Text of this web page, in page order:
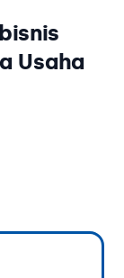
Usaha